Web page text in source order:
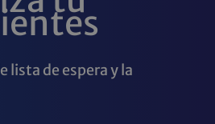
lista de espera y la